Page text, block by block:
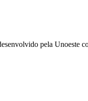
pela Unoeste